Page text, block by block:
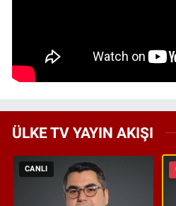
ÜLKE TV YAYIN AKIŞI
CANLI